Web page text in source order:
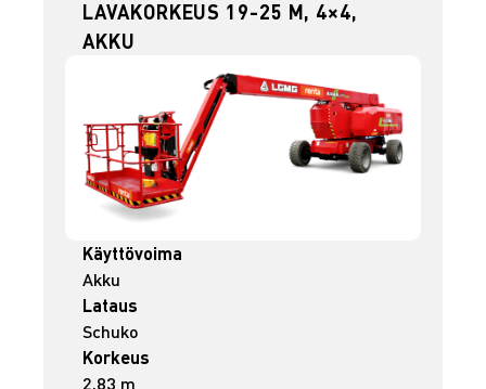
LAVAKORKEUS 19-25 M, 4×4,
AKKU
Käyttövoima
Akku
Lataus
Schuko
Korkeus
2,83 m